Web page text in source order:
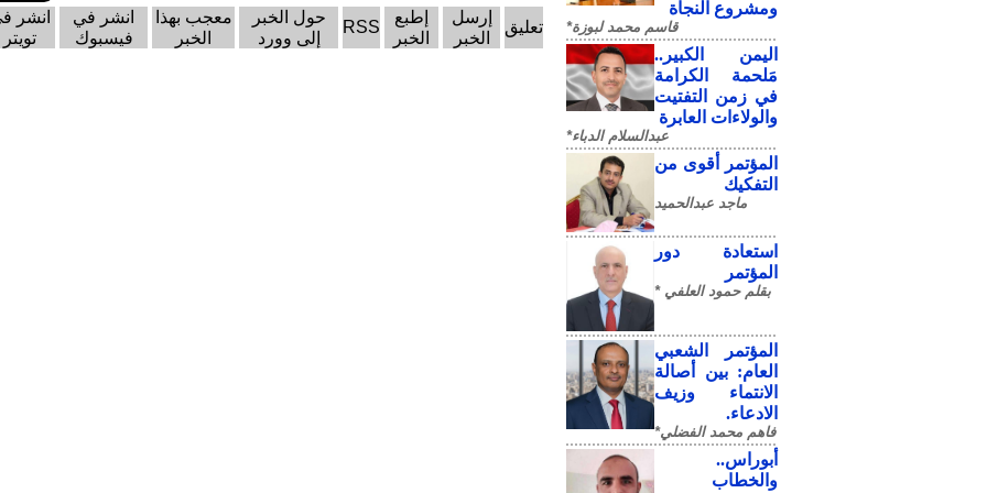
ومشروع النجاة
قاسم محمد لبوزة*
​اليمن الكبير..
مَلحمة الكرامة
في زمن التفتيت
والولاءات العابرة
عبدالسلام الدباء*
المؤتمر أقوى من
التفكيك
ماجد عبدالحميد
استعادة دور
المؤتمر
بقلم حمود العلفي *
المؤتمر الشعبي
العام: بين أصالة
الانتماء وزيف
الادعاء.
فاهم محمد الفضلي*
أبوراس..
والخطاب
تعليق
إرسل
الخبر
إطبع
الخبر
RSS
حول الخبر
إلى وورد
معجب بهذا
الخبر
انشر في
فيسبوك
انشر
تويتر